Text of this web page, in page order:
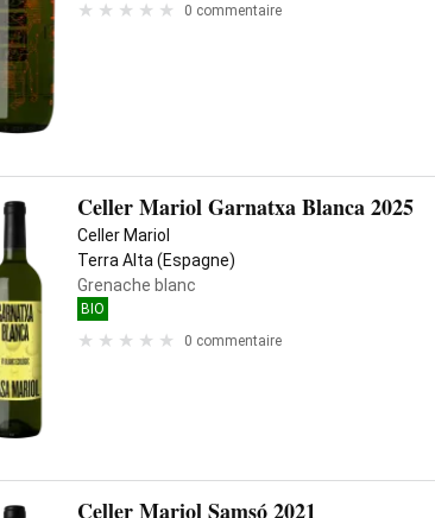
0 commentaire
Celler Mariol Garnatxa Blanca 2025
Celler Mariol
Terra Alta (Espagne)
Grenache blanc
BIO
0 commentaire
Celler Mariol Samsó 2021